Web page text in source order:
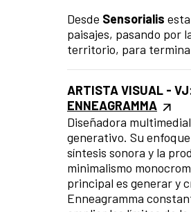
Desde Sensorialis
paisajes, pasando por
territorio, para
ARTISTA VISUAL -
ENNEAGRAMMA
Diseñadora
generativo. Su
síntesis sonora y la
minimalismo
principal es generar y
Enneagramma